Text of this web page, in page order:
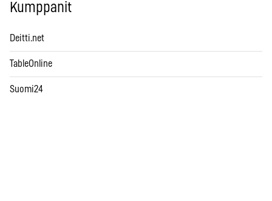
Kumppanit
Deitti.net
TableOnline
Suomi24